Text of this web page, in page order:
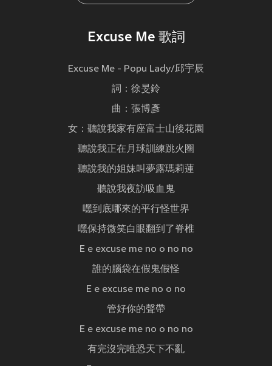
Excuse Me 歌詞
Excuse Me - Popu Lady/邱宇辰
詞：徐旻鈴
曲：張博彥
女：聽說我家有座富士山後花園
聽說我正在月球訓練跳火圈
聽說我的姐妹叫夢露瑪莉蓮
聽說我夜訪吸血鬼
嘿到底哪來的平行怪世界
嘿保持微笑白眼翻到了脊椎
E e excuse me no o no no
誰的腦袋在假鬼假怪
E e excuse me no o no
管好你的聲帶
E e excuse me no o no no
有完沒完唯恐天下不亂